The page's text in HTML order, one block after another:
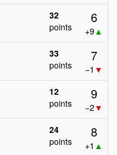
32
points
6
+9▲
33
points
7
−1 ▼
12
points
9
−2 ▼
24
points
8
+1 ▲